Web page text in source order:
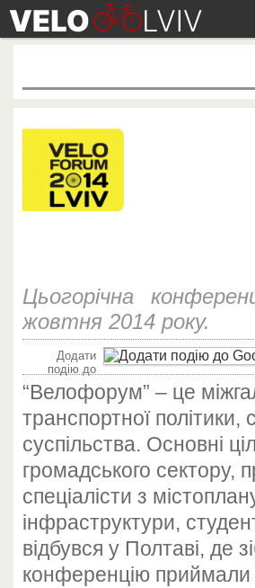
Цьогорічна
жовтня 2014 року.
Додати
подію до
“Велофорум” – це
транспортної політики,
суспільства. Основні
громадського сектору,
спеціалісти з
інфраструктури,
відбувся у Полтаві, де
конференцію приймали